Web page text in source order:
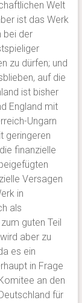
Welt
ist das Werk
bei der
zu dürfen; und
auf die
ist bisher
England mit
Ungarn
geringeren
finanzielle
Versagen
in
als
guten Teil
aber zu
es ein
in Frage
an den
für